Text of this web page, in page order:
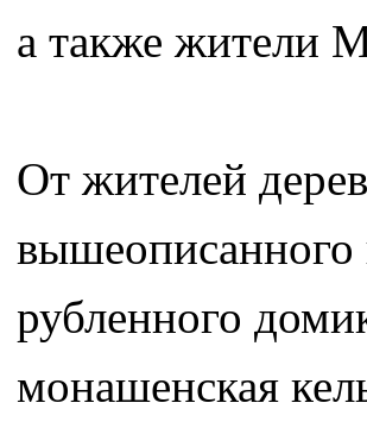
а также жители
От жителей
вышеописанного
рубленного
монашенская